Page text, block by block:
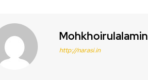
Mohkhoirulalamin
http://narasi.in